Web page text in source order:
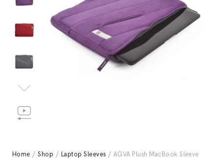
Home /Shop / Laptop Sleeves / AGVA Plush MacBook Sleeve